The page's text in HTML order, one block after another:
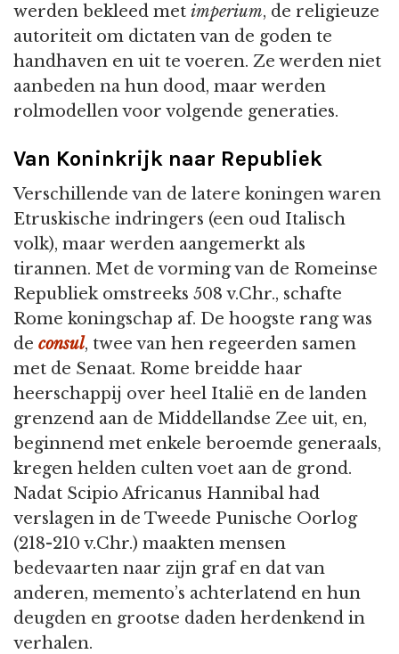
werden bekleed met imperium, de religieuze
autoriteit om dictaten van de goden te
handhaven en uit te voeren. Ze werden niet
aanbeden na hun dood, maar werden
rolmodellen voor volgende generaties.
Van Koninkrijk naar Republiek
Verschillende van de latere koningen waren
Etruskische indringers (een oud Italisch
volk), maar werden aangemerkt als
tirannen. Met de vorming van de Romeinse
Republiek omstreeks 508 v.Chr., schafte
Rome koningschap af. De hoogste rang was
de consul, twee van hen regeerden samen
met de Senaat. Rome breidde haar
heerschappij over heel Italië en de landen
grenzend aan de Middellandse Zee uit, en,
beginnend met enkele beroemde generaals,
kregen helden culten voet aan de grond.
Nadat Scipio Africanus Hannibal had
verslagen in de Tweede Punische Oorlog
(218-210 v.Chr.) maakten mensen
bedevaarten naar zijn graf en dat van
anderen, memento’s achterlatend en hun
deugden en grootse daden herdenkend in
verhalen.